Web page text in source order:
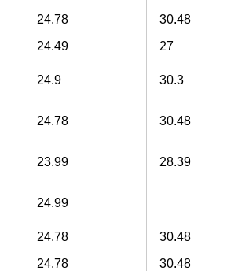
24.78 30.48
24.49
27
24.9 30.3
24.78 30.48
23.99 28.39
24.99
24.78 30.48
24.78 30.48